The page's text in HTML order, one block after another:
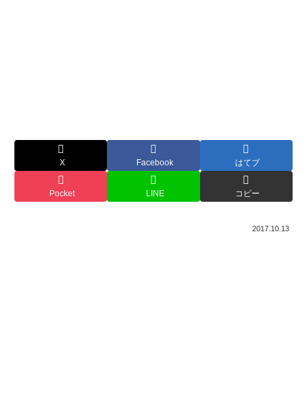
X Facebook はてブ
Pocket LINE コピー
2017.10.13